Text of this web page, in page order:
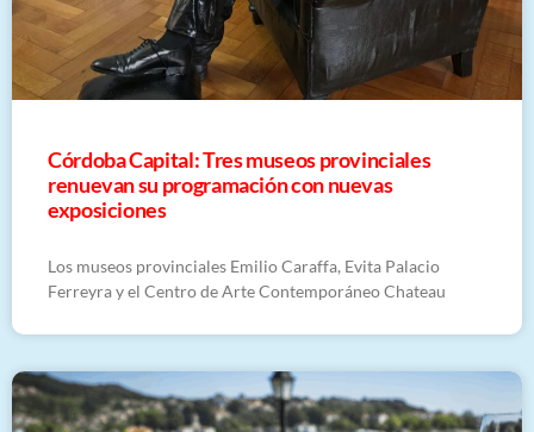
Córdoba Capital: Tres museos provinciales
renuevan su programación con nuevas
exposiciones
Los museos provinciales Emilio Caraffa, Evita Palacio
Ferreyra y el Centro de Arte Contemporáneo Chateau